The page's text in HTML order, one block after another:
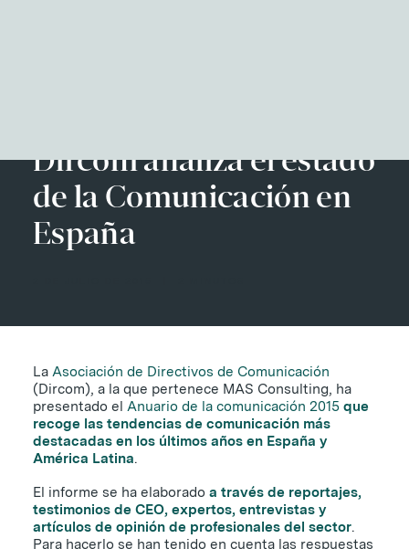
Dircom analiza el estado
de la Comunicación en
España
La Asociación de Directivos de Comunicación
(Dircom), a la que pertenece MAS Consulting, ha
presentado el Anuario de la comunicación 2015 que
recoge las tendencias de comunicación más
destacadas en los últimos años en España y
América Latina.
El informe se ha elaborado a través de reportajes,
testimonios de CEO, expertos, entrevistas y
artículos de opinión de profesionales del sector.
Para hacerlo se han tenido en cuenta las respuestas